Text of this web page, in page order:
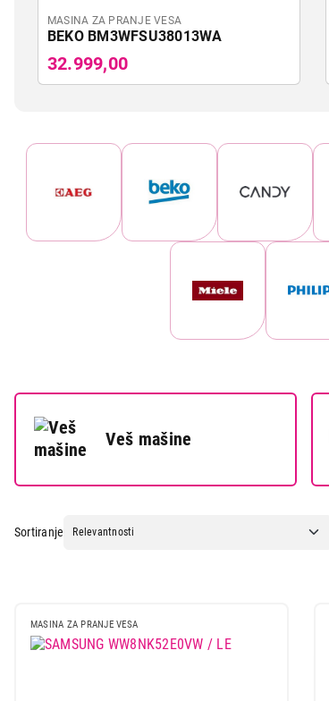
MASINA ZA PRANJE VESA
BEKO BM3WFSU38013WA
32.999,00
Veš mašine
Sortiranje
MASINA ZA PRANJE VESA